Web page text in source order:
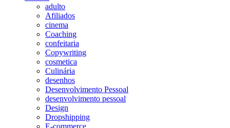
adulto
Afiliados
cinema
Coaching
confeitaria
Copywriting
cosmetica
Culinária
desenhos
Desenvolvimento Pessoal
desenvolvimento pessoal
Design
Dropshipping
E-commerce